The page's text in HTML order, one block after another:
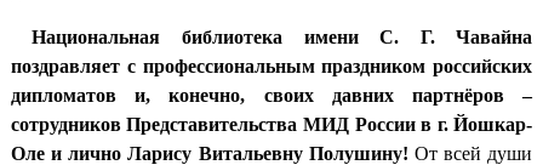
Национальная библиотека имени С. Г. Чавайна
поздравляет с профессиональным праздником российских
дипломатов и, конечно, своих давних партнёров –
сотрудников Представительства МИД России в г. Йошкар-
Оле и лично Ларису Витальевну Полушину! От всей души